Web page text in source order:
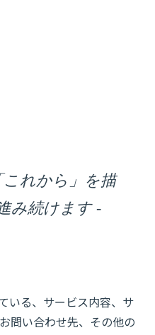
れから」を描
み続けます -
いる、サービス内容、サ
問い合わせ先、その他の